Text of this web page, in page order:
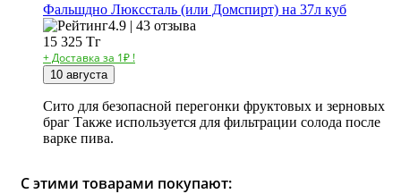
Фальшдно Люкссталь (или Домспирт) на 37л куб
4.9 | 43 отзыва
15 325 Тг
+ Доставка за 1₽ !
10 августа
Сито для безопасной перегонки фруктовых и зерновых
браг Также используется для фильтрации солода после
варке пива.
С этими товарами покупают: